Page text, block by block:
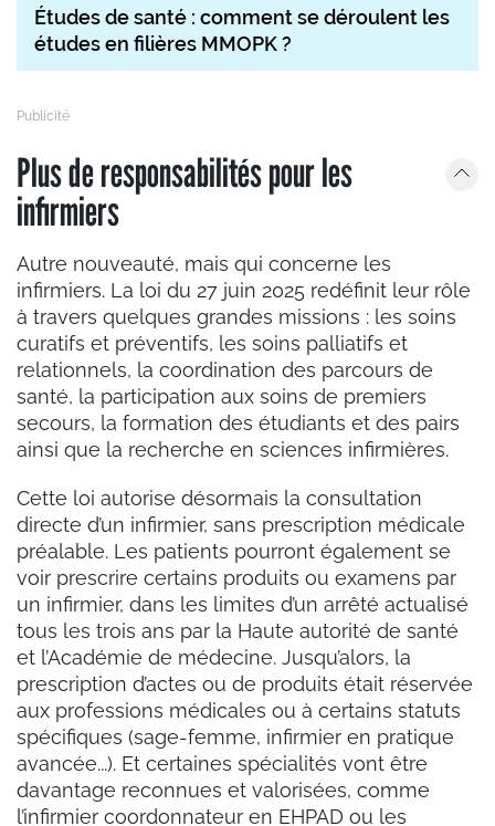
Études de santé : comment se déroulent les
études en filières MMOPK ?
Plus de responsabilités pour les
infirmiers
Autre nouveauté, mais qui concerne les
infirmiers. La loi du 27 juin 2025 redéfinit leur rôle
à travers quelques grandes missions : les soins
curatifs et préventifs, les soins palliatifs et
relationnels, la coordination des parcours de
santé, la participation aux soins de premiers
secours, la formation des étudiants et des pairs
ainsi que la recherche en sciences infirmières.
Cette loi autorise désormais la consultation
directe d’un infirmier, sans prescription médicale
préalable. Les patients pourront également se
voir prescrire certains produits ou examens par
un infirmier, dans les limites d’un arrêté actualisé
tous les trois ans par la Haute autorité de santé
et l’Académie de médecine. Jusqu’alors, la
prescription d’actes ou de produits était réservée
aux professions médicales ou à certains statuts
spécifiques (sage-femme, infirmier en pratique
avancée...). Et certaines spécialités vont être
davantage reconnues et valorisées, comme
l’infirmier coordonnateur en EHPAD ou les